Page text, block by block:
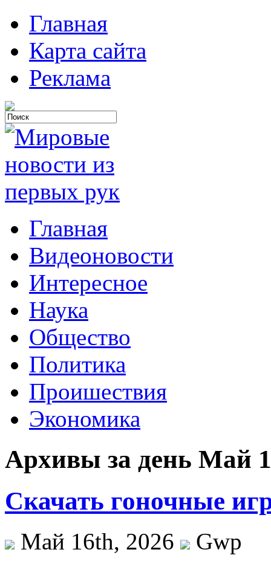
Главная
Карта сайта
Реклама
Главная
Видеоновости
Интересное
Наука
Общество
Политика
Проишествия
Экономика
Архивы за день Май
Скачать гоночные
Май 16th, 2026
Gwp